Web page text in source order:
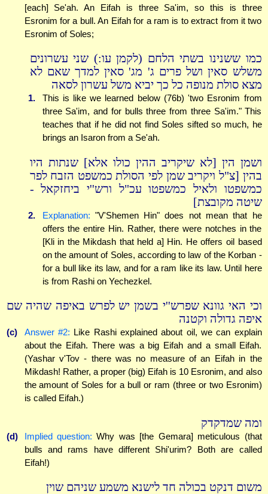
[each] Se'ah. An Eifah is three Sa'im, so this is three
Esronim for a bull. An Eifah for a ram is to extract from it two
Esronim of Soles;
כמו ששנינו בשתי הלחם (לקמן עו:) שני עשרונים
משלש סאין ושל פרים ג' מג' סאין למדך שאם לא
מצא סולת מנופה כל כך יביא משל עשרון לסאה
1.
This is like we learned below (76b) 'two Esronim from
three Sa'im, and for bulls three from three Sa'im." This
teaches that if he did not find Soles sifted so much, he
brings an Isaron from a Se'ah.
ושמן הין [לא שיקריב ההין כולו אלא] שנתות היו
בהין [צ"ל ויקריב שמן לפי הסולת כמשפט הזבח לפר
כמשפטו ולאיל כמשפטו עכ"ל ורש''י ביחזקאל -
שיטה מקובצת]
2. Explanation: "V'Shemen Hin" does not mean that he
offers the entire Hin. Rather, there were notches in the
[Kli in the Mikdash that held a] Hin. He offers oil based
on the amount of Soles, according to law of the Korban -
for a bull like its law, and for a ram like its law. Until here
is from Rashi on Yechezkel.
וכי האי גוונא שפרש''י בשמן יש לפרש באיפה שהיה שם
איפה גדולה וקטנה
(c) Answer #2: Like Rashi explained about oil, we can explain
about the Eifah. There was a big Eifah and a small Eifah.
(Yashar v'Tov - there was no measure of an Eifah in the
Mikdash! Rather, a proper (big) Eifah is 10 Esronim, and also
the amount of Soles for a bull or ram (three or two Esronim)
is called Eifah.)
ומה שמדקדק
(d) Implied question: Why was [the Gemara] meticulous (that
bulls and rams have different Shi'urim? Both are called
Eifah!)
משום דנקט בכולה חד לישנא משמע שניהם שוין